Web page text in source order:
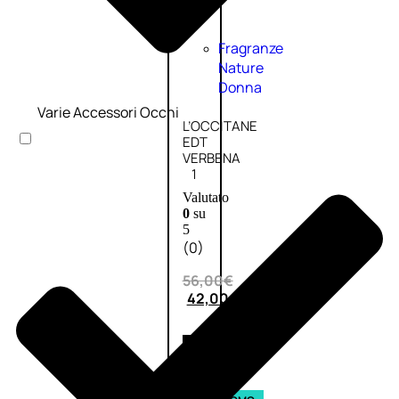
Fragranze
Nature
Donna
L’OCCITANE
EDT
VERBENA
1
Valutato
0su
5
(0)
56,00€
42,00€
Varie Accessori Occhi